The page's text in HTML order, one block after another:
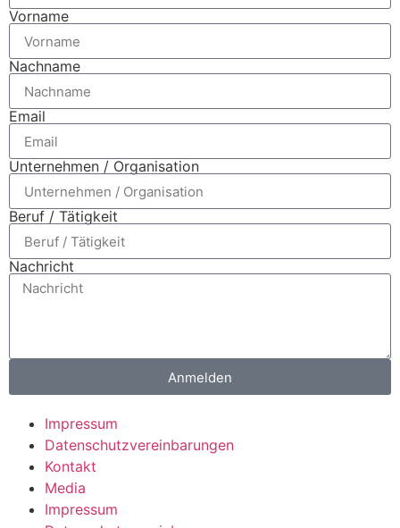
Vorname
Nachname
Email
Unternehmen / Organisation
Beruf / Tätigkeit
Nachricht
Anmelden
Impressum
Datenschutzvereinbarungen
Kontakt
Media
Impressum